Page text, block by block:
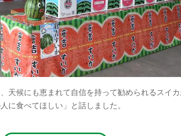
天候にも恵まれて自信を持って勧められるスイ
に食べてほしい」と話しました。